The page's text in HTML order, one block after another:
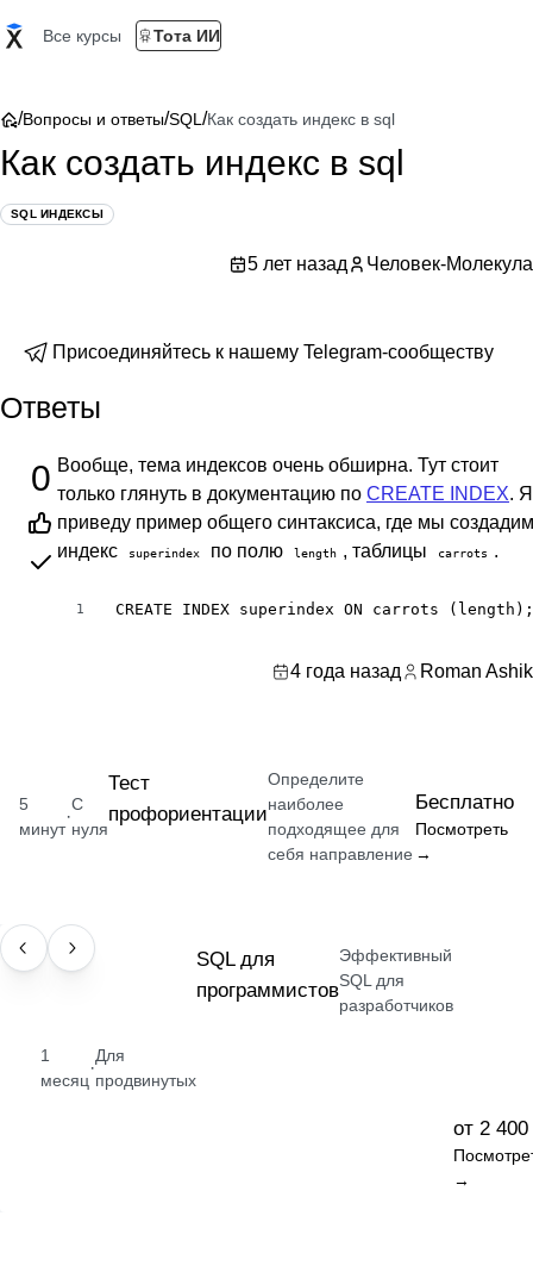
Все курсы Тота ИИ
/Вопросы и ответы/SQL /Как создать индекс в sql
Как создать индекс в sql
SQL ИНДЕКСЫ
5 лет назад Человек-Молекула
Присоединяйтесь к нашему Telegram-сообществу
Ответы
0 Вообще, тема индексов очень обширна. Тут стоит
только глянуть в документацию по CREATE INDEX. Я
приведу пример общего синтаксиса, где мы создадим
индекс
superindex по полю length , таблицы carrots .
1 CREATE INDEX superindex ON carrots (length);
4 года назад Roman
5
минут
·
С
нуля
Тест
профориентации
Определите
наиболее
подходящее для
себя направление
Бесплатно
Посмотреть
→
НАВЫК
1
месяц
·
Для
продвинутых
SQL для
программистов
Эффективный
SQL для
разработчиков
от 2
→